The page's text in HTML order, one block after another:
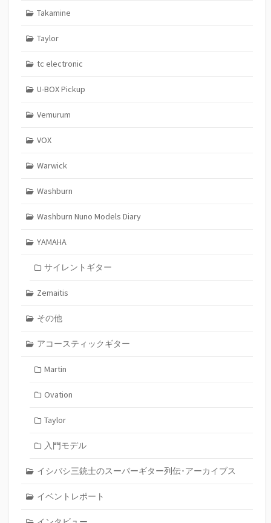
Takamine
Taylor
tc electronic
U-BOX Pickup
Vemurum
VOX
Warwick
Washburn
Washburn Nuno Models Diary
YAMAHA
サイレントギター
Zemaitis
その他
アコースティックギター
Martin
Ovation
Taylor
入門モデル
イシバシ三銃士のスーパーギター列伝･アーカイブス
イベントレポート